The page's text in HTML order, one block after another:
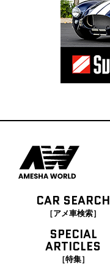
CAR SEARCH
［アメ車検索］
SPECIAL
ARTICLES
［特集］